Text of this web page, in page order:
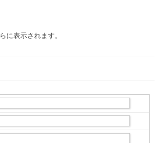
に表示されます。